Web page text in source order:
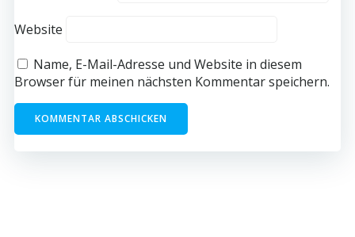
Website
Name, E-Mail-Adresse und Website in diesem
Browser für meinen nächsten Kommentar speichern.